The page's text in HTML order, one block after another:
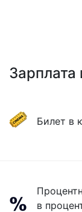
Зарплата
Билет в
в